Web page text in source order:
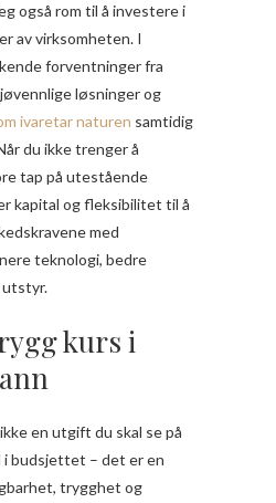
også rom til å investere i
av virksomheten. I
forventninger fra
løsninger og
ivaretar naturen samtidig
du ikke trenger å
tap på utestående
kapital og fleksibilitet til å
med
teknologi, bedre
utstyr.
kurs i
en utgift du skal se på
i budsjettet – det er en
trygghet og